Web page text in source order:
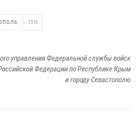
1316
управления Федеральной службы войск
Федерации по Республике Крым
и городу Севастополю